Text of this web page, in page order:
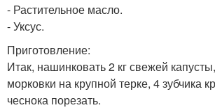
- Растительное масло.
- Уксус.
Приготовление:
Итак, нашинковать 2 кг свежей
морковки на крупной терке, 4 зубчика
чеснока порезать.